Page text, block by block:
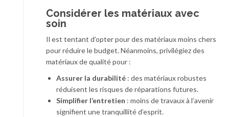
Considérer les matériaux avec
soin
Il est tentant d’opter pour des matériaux moins chers
pour réduire le budget. Néanmoins, privilégiez des
matériaux de qualité pour :
Assurer la durabilité : des matériaux robustes
réduisent les risques de réparations futures.
Simplifier l’entretien : moins de travaux à l’avenir
signifient une tranquillité d’esprit.